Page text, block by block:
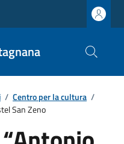
/ Centro per la cultura /
San Zeno